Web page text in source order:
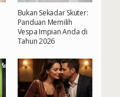
Bukan Sekadar Skuter:
Panduan Memilih
Vespa Impian Anda di
Tahun 2026